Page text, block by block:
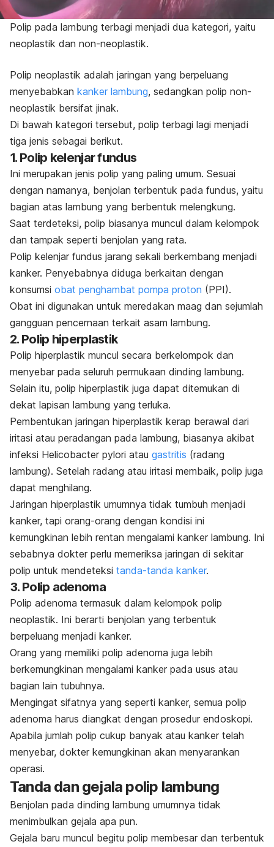
Polip pada lambung terbagi menjadi dua kategori, yaitu
neoplastik dan non-neoplastik.
Polip neoplastik adalah jaringan yang berpeluang
menyebabkan kanker lambung, sedangkan polip non-
neoplastik bersifat jinak.
Di bawah kategori tersebut, polip terbagi lagi menjadi
tiga jenis sebagai berikut.
1. Polip kelenjar fundus
Ini merupakan jenis polip yang paling umum. Sesuai
dengan namanya, benjolan terbentuk pada fundus, yaitu
bagian atas lambung yang berbentuk melengkung.
Saat terdeteksi, polip biasanya muncul dalam kelompok
dan tampak seperti benjolan yang rata.
Polip kelenjar fundus jarang sekali berkembang menjadi
kanker. Penyebabnya diduga berkaitan dengan
konsumsi obat penghambat pompa proton (PPI).
Obat ini digunakan untuk meredakan maag dan sejumlah
gangguan pencernaan terkait asam lambung.
2. Polip hiperplastik
Polip hiperplastik muncul secara berkelompok dan
menyebar pada seluruh permukaan dinding lambung.
Selain itu, polip hiperplastik juga dapat ditemukan di
dekat lapisan lambung yang terluka.
Pembentukan jaringan hiperplastik kerap berawal dari
iritasi atau peradangan pada lambung, biasanya akibat
infeksi Helicobacter pylori atau gastritis (radang
lambung). Setelah radang atau iritasi membaik, polip juga
dapat menghilang.
Jaringan hiperplastik umumnya tidak tumbuh menjadi
kanker, tapi orang-orang dengan kondisi ini
kemungkinan lebih rentan mengalami kanker lambung. Ini
sebabnya dokter perlu memeriksa jaringan di sekitar
polip untuk mendeteksi tanda-tanda kanker.
3. Polip adenoma
Polip adenoma termasuk dalam kelompok polip
neoplastik. Ini berarti benjolan yang terbentuk
berpeluang menjadi kanker.
Orang yang memiliki polip adenoma juga lebih
berkemungkinan mengalami kanker pada usus atau
bagian lain tubuhnya.
Mengingat sifatnya yang seperti kanker, semua polip
adenoma harus diangkat dengan prosedur endoskopi.
Apabila jumlah polip cukup banyak atau kanker telah
menyebar, dokter kemungkinan akan menyarankan
operasi.
Tanda dan gejala polip lambung
Benjolan pada dinding lambung umumnya tidak
menimbulkan gejala apa pun.
Gejala baru muncul begitu polip membesar dan terbentuk